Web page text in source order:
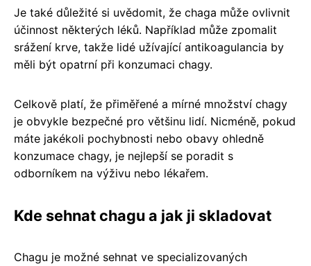
Je také důležité si uvědomit, že chaga může ovlivnit
účinnost některých léků. Například může zpomalit
srážení krve, takže lidé užívající antikoagulancia by
měli být opatrní při konzumaci chagy.
Celkově platí, že přiměřené a mírné množství chagy
je obvykle bezpečné pro většinu lidí. Nicméně, pokud
máte jakékoli pochybnosti nebo obavy ohledně
konzumace chagy, je nejlepší se poradit s
odborníkem na výživu nebo lékařem.
Kde sehnat chagu a jak ji skladovat
Chagu je možné sehnat ve specializovaných